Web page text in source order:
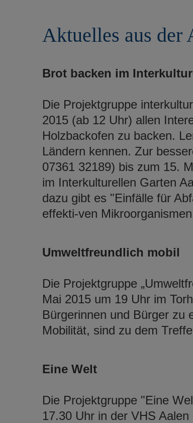
Aktuelles aus der
Brot backen im
Die Projektgruppe
2015 (ab 12 Uhr) allen
Holzbackofen zu backen.
Ländern kennen. Zur
07361 32189) bis zum 15.
im Interkulturellen Garten
dazu gibt es "Einfälle für
effekti-ven
Umweltfreundlich mobil
Die Projektgruppe
Mai 2015 um 19 Uhr im
Bürgerinnen und Bürger zu
Mobilität, sind zu dem
Eine Welt
Die Projektgruppe "Eine
17.30 Uhr in der VHS